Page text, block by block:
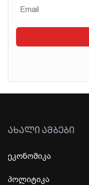
ᲐᲮᲐᲚᲘ ᲐᲛᲑᲔᲑᲘ
ეკონომიკა
პოლიტიკა